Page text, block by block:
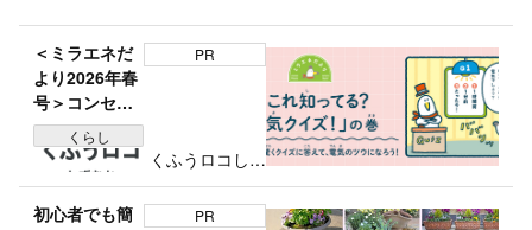
＜ミラエネだ
より2026年春
号＞コンセン
トの穴の長さ
は？「これ知
ってる？電気
クイズ」の巻
くらし
PR
くふうロコしず
おか編集部
初心者でも簡
PR